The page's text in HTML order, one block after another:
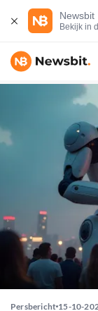
Newsbit
Bekijk in
Persbericht 15-10-